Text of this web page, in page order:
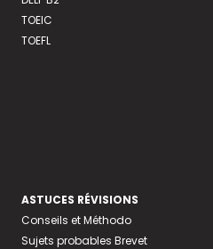
TOEIC
TOEFL
ASTUCES RÉVISIONS
Conseils et Méthodo
Sujets probables Brevet